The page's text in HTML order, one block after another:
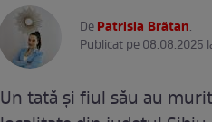
DePatrisia Brătan.
Publicat pe 08.08.2025
Un tată și fiul său au